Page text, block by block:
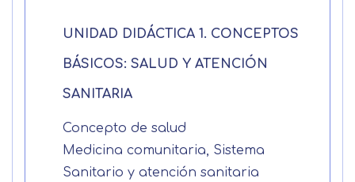
UNIDAD DIDÁCTICA 1. CONCEPTOS
BÁSICOS: SALUD Y ATENCIÓN
SANITARIA
Concepto de salud
Medicina comunitaria, Sistema
Sanitario y atención sanitaria
Solicitar
información